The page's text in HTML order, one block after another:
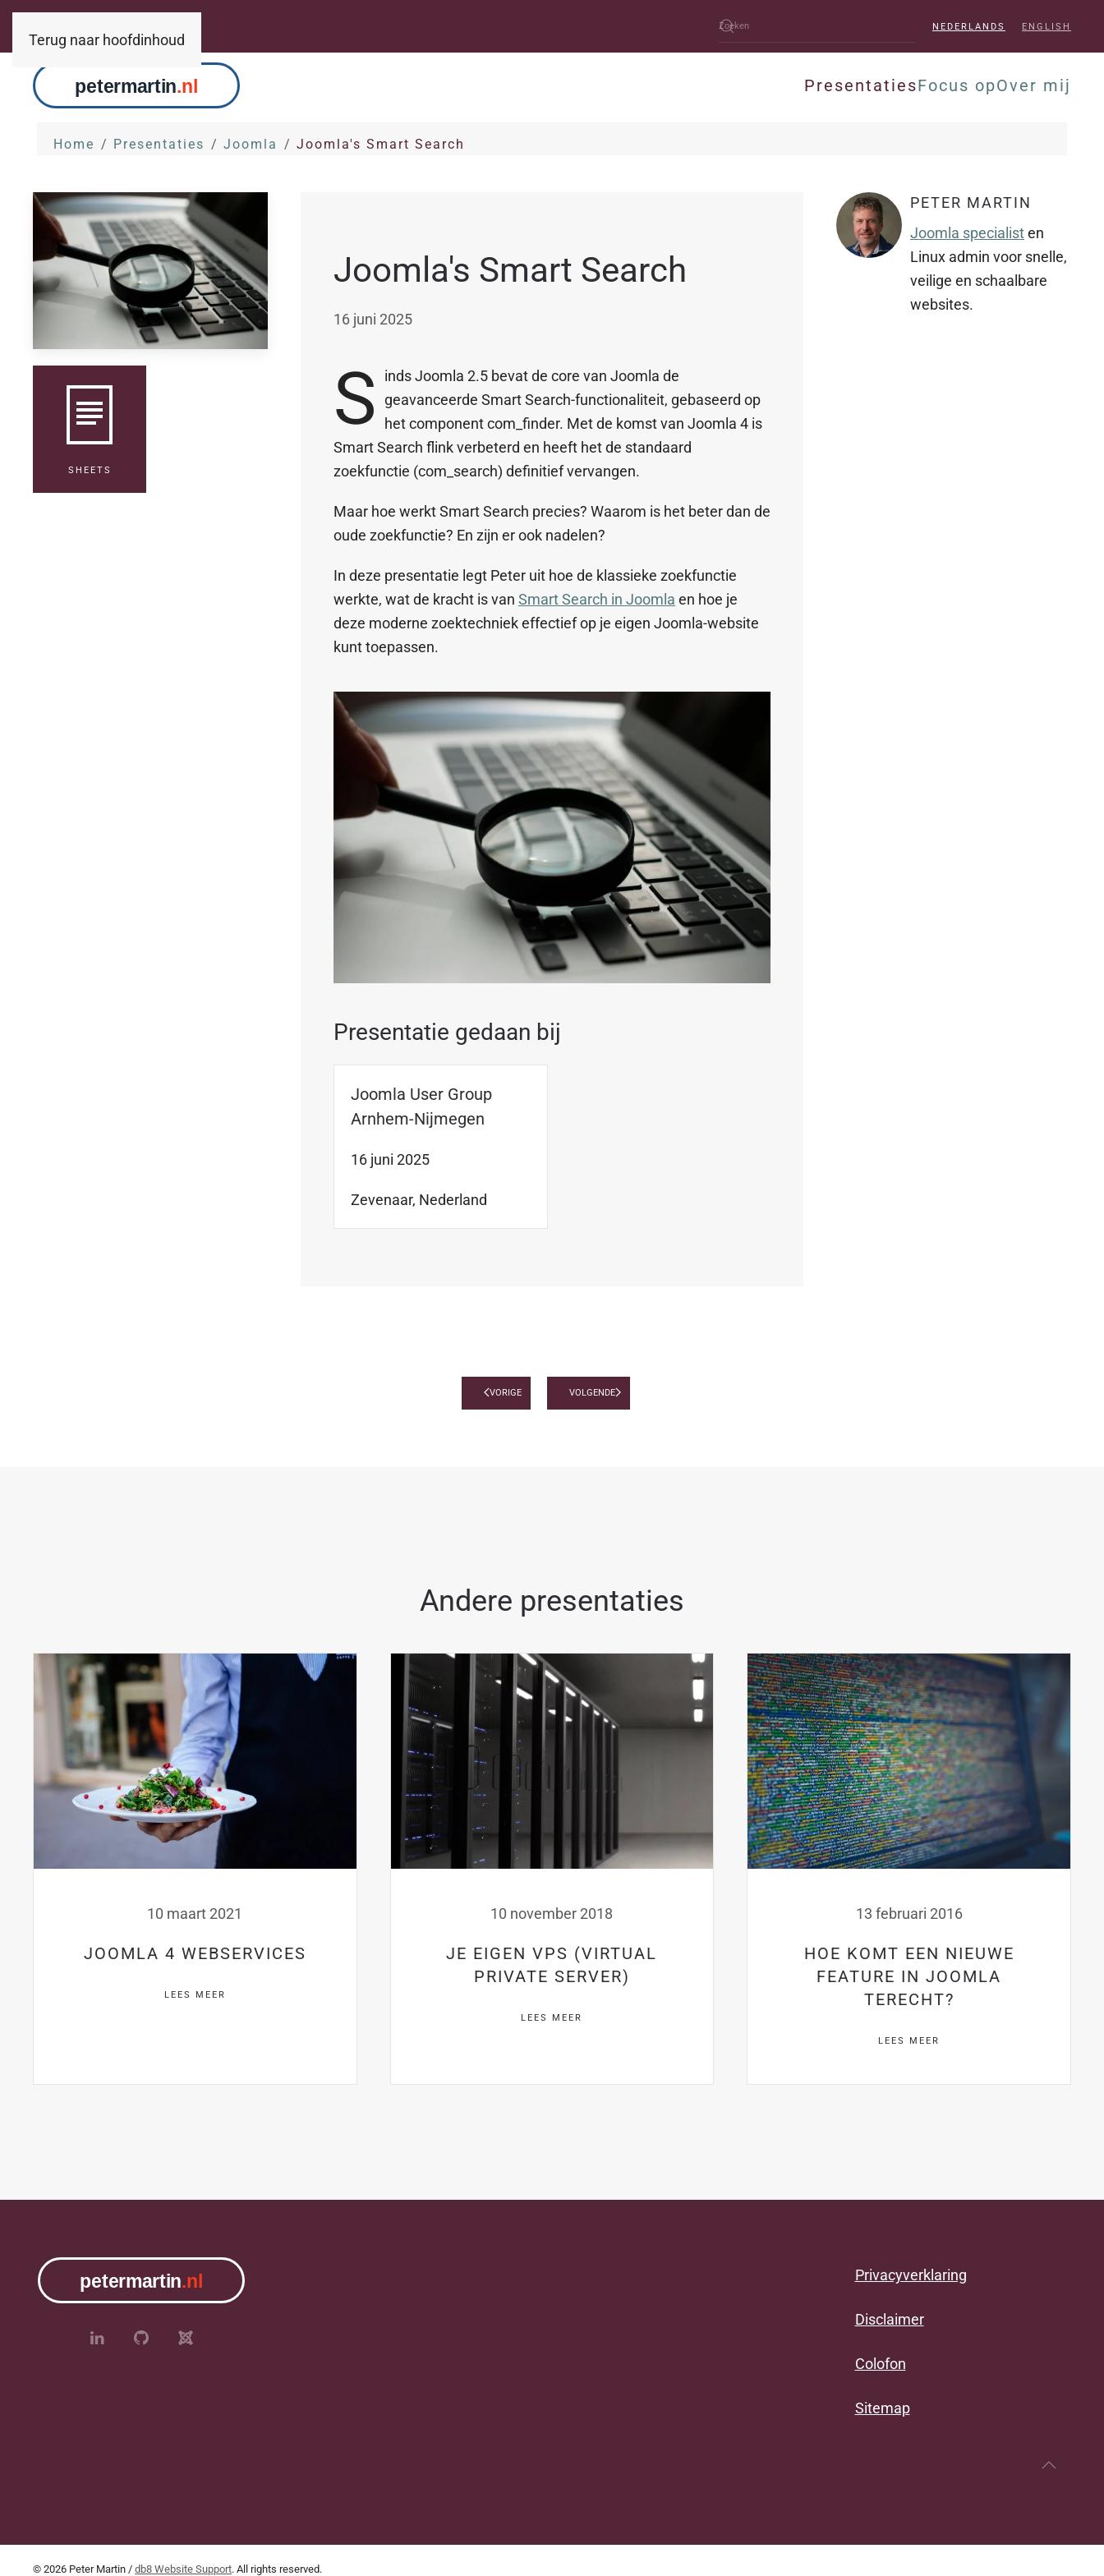
Terug naar hoofdinhoud
NEDERLANDS ENGLISH
PresentatiesFocus opOver mij
Home Presentaties Joomla Joomla's Smart Search
SHEETS
Joomla's Smart Search
16 juni 2025
S
inds Joomla 2.5 bevat de core van Joomla de
geavanceerde Smart Search-functionaliteit, gebaseerd op
het component com_finder. Met de komst van Joomla 4 is
Smart Search flink verbeterd en heeft het de standaard
zoekfunctie (com_search) definitief vervangen.
Maar hoe werkt Smart Search precies? Waarom is het beter dan de
oude zoekfunctie? En zijn er ook nadelen?
In deze presentatie legt Peter uit hoe de klassieke zoekfunctie
werkte, wat de kracht is van Smart Search in Joomla en hoe je
deze moderne zoektechniek effectief op je eigen Joomla-website
kunt toepassen.
Presentatie gedaan bij
Joomla User Group
Arnhem-Nijmegen
16 juni 2025
Zevenaar, Nederland
PETER MARTIN
Joomla specialisten
Linux admin voor snelle,
veilige en schaalbare
websites.
VORIGE VOLGENDE
Andere presentaties
10 maart 2021
JOOMLA 4 WEBSERVICES
LEES MEER
10 november 2018
JE EIGEN VPS (VIRTUAL
PRIVATE SERVER)
LEES MEER
13 februari 2016
HOE KOMT EEN NIEUWE
FEATURE IN JOOMLA
TERECHT?
LEES MEER
Privacyverklaring
Disclaimer
Colofon
Sitemap
© 2026 Peter Martin / db8 Website Support. All rights reserved.